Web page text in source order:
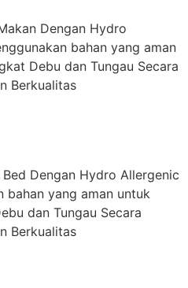
Dengan Hydro
bahan yang aman
Debu dan Tungau Secara
Berkualitas
Dengan Hydro Allergenic
bahan yang aman untuk
dan Tungau Secara
Berkualitas